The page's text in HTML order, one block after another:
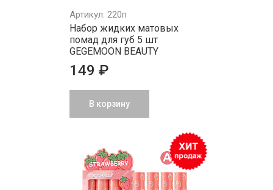
Артикул: 220п
Набор жидких матовых
помад для губ 5 шт
GEGEMOON BEAUTY
149 ₽
В корзину